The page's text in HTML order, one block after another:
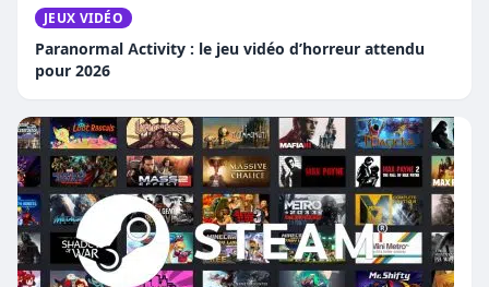
JEUX VIDÉO
Paranormal Activity : le jeu vidéo d’horreur attendu
pour 2026